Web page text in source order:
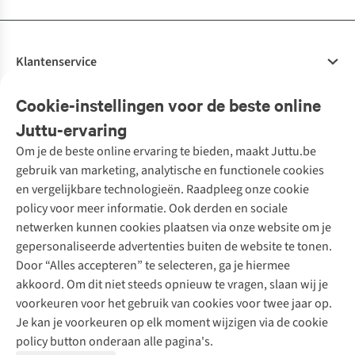
Cookie-instellingen voor de beste online
Juttu-ervaring
Om je de beste online ervaring te bieden, maakt Juttu.be
gebruik van marketing, analytische en functionele cookies
en vergelijkbare technologieën. Raadpleeg onze cookie
policy voor meer informatie. Ook derden en sociale
netwerken kunnen cookies plaatsen via onze website om je
gepersonaliseerde advertenties buiten de website te tonen.
Door “Alles accepteren” te selecteren, ga je hiermee
akkoord. Om dit niet steeds opnieuw te vragen, slaan wij je
voorkeuren voor het gebruik van cookies voor twee jaar op.
Je kan je voorkeuren op elk moment wijzigen via de cookie
policy button onderaan alle pagina's.
Klantenservice
Bestellen
Betalen
10% studentenkorting
Klarna - achteraf betalen
Levering
Retourneren
Bestelling herroepen
Garantie
Contact
Onze diensten
Tweedehands - ReJUsed
Kledingatelier
Personal shopping
Textielbox
Events / workshops
Juttu
Over ons
Juttu Friends
Inspiratie
Werken bij Juttu
Onze winkels
De wereld van Juttu
Verantwoord ondernemen
Toegankelijkheidsverklaring
Merken
Nathalie Vleeschouwer
Selected dames
HKLiving
Dickies
Sessùn
Strom
O My Bag
Meld je aan voor de nieuwsbrief
Follow us